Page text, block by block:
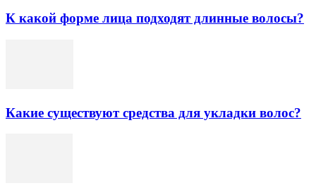
К какой форме лица подходят длинные волосы?
Какие существуют средства для укладки волос?